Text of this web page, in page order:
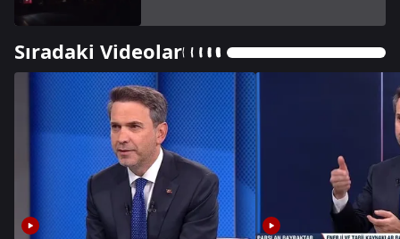
Sıradaki Videolar